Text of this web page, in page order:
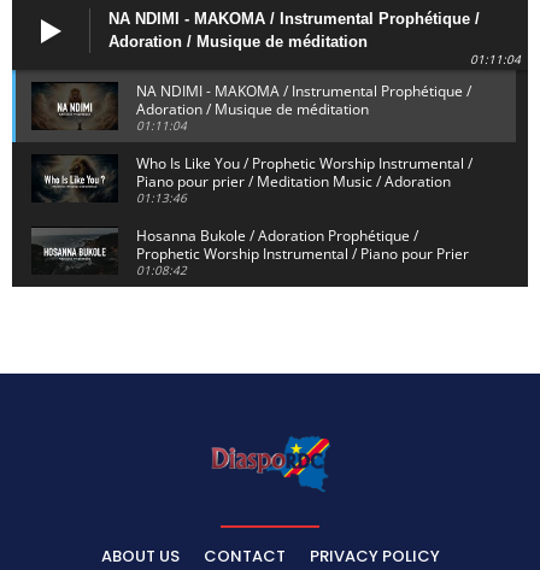
NA NDIMI - MAKOMA / Instrumental Prophétique /
Adoration / Musique de méditation
01:11:04
NA NDIMI - MAKOMA / Instrumental Prophétique /
Adoration / Musique de méditation
01:11:04
Who Is Like You / Prophetic Worship Instrumental /
Piano pour prier / Meditation Music / Adoration
01:13:46
Hosanna Bukole / Adoration Prophétique /
Prophetic Worship Instrumental / Piano pour Prier
01:08:42
Dieu de Secours - God of Rescue / Adoration
Yahweh Sabaoth / Prophetic Worship Instrumental
/ Piano pour prier / Instrumental d'intercession
ELIKIA NA NGAI / Instrumental de Prière / 1H
01:03:38
ABOUT US CONTACT PRIVACY POLICY